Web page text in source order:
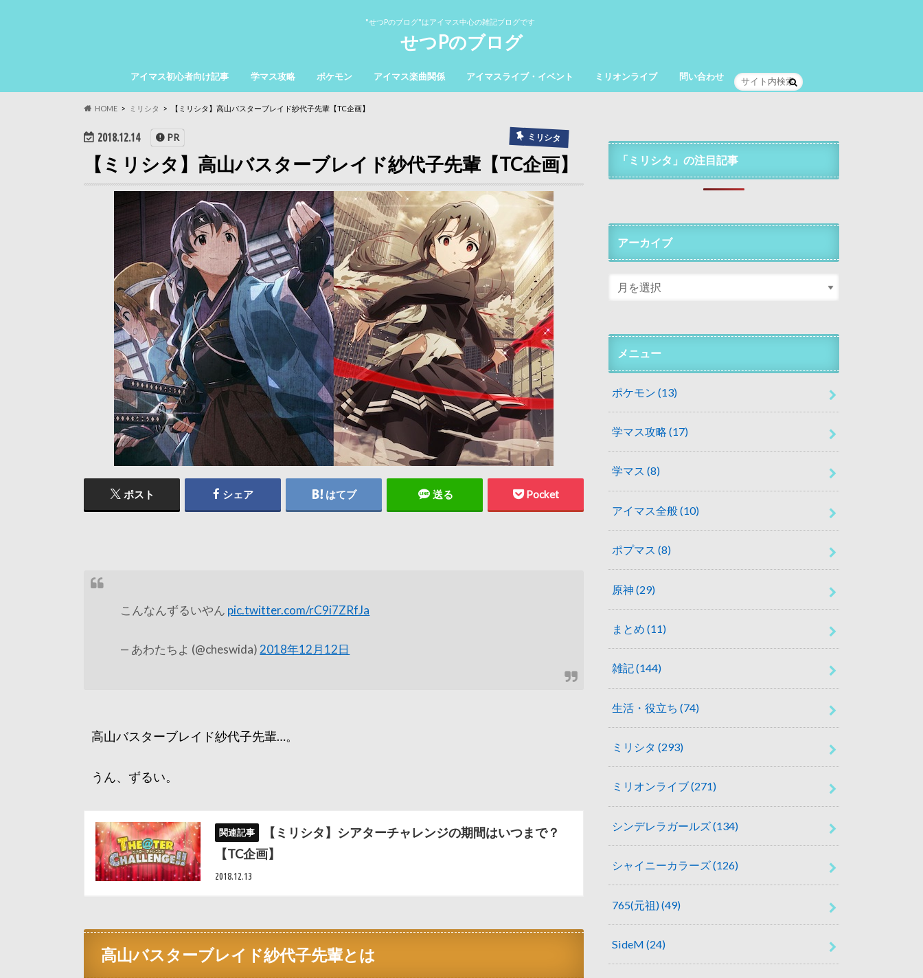
"せつPのブログ"はアイマス中心の雑記ブログです
せつPのブログ
アイマス初心者向け記事 学マス攻略 ポケモン アイマス楽曲関係 アイマスライブ・イベント ミリオンライブ 問い合わせ
HOME ミリシタ 【ミリシタ】高山バスターブレイド紗代子先輩【TC企画】
2018.12.14 ミリシタ
PR
【ミリシタ】高山バスターブレイド紗代子先輩【TC企画】
ポスト シェア はてブ 送る Pocket
こんなんずるいやん pic.twitter.com/rC9i7ZRfJa
— あわたちよ (@cheswida) 2018年12月12日
高山バスターブレイド紗代子先輩…。
うん、ずるい。
【ミリシタ】シアターチャレンジの期間はいつまで？
【TC企画】
2018.12.13
高山バスターブレイド紗代子先輩とは
「ミリシタ」の注目記事
アーカイブ
メニュー
ポケモン (13)
学マス攻略 (17)
学マス (8)
アイマス全般(10)
ポプマス (8)
原神 (29)
まとめ (11)
雑記(144)
生活・役立ち (74)
ミリシタ (293)
ミリオンライブ(271)
シンデレラガールズ(134)
シャイニーカラーズ(126)
765(元祖)(49)
SideM (24)